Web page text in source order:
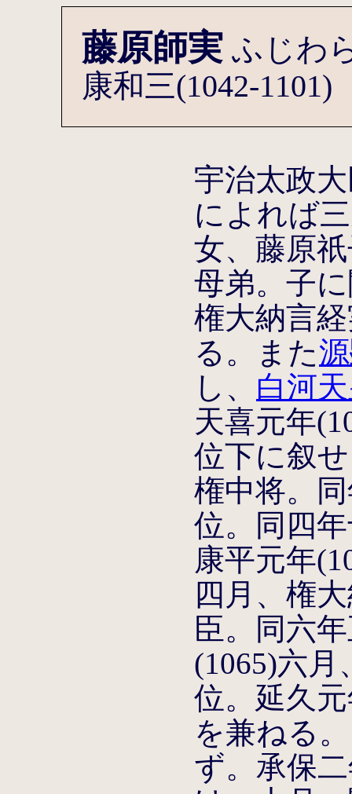
藤原師実 ふじわ
康和三(1042-
宇治太政
によれば
女、藤原
母弟。子
権大納言
る。また
し、 白河
天喜元年
位下に叙
権中将。
位。同四
康平元年
四月、権
臣。同六
(1065)六
位。延久
を兼ねる
ず。承保